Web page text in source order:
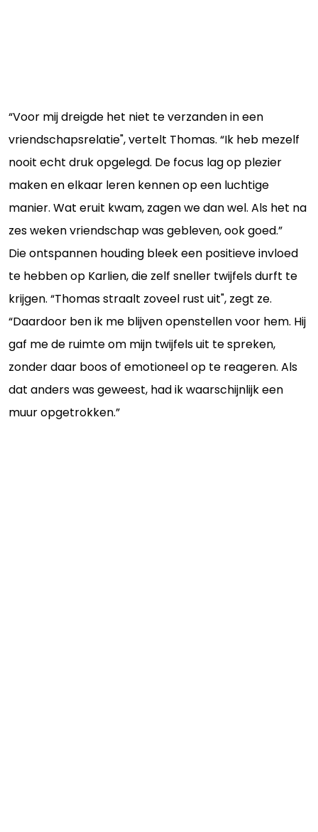
“Voor mij dreigde het niet te verzanden in een
vriendschapsrelatie", vertelt Thomas. “Ik heb mezelf
nooit echt druk opgelegd. De focus lag op plezier
maken en elkaar leren kennen op een luchtige
manier. Wat eruit kwam, zagen we dan wel. Als het na
zes weken vriendschap was gebleven, ook goed.”
Die ontspannen houding bleek een positieve invloed
te hebben op Karlien, die zelf sneller twijfels durft te
krijgen. “Thomas straalt zoveel rust uit", zegt ze.
“Daardoor ben ik me blijven openstellen voor hem. Hij
gaf me de ruimte om mijn twijfels uit te spreken,
zonder daar boos of emotioneel op te reageren. Als
dat anders was geweest, had ik waarschijnlijk een
muur opgetrokken.”